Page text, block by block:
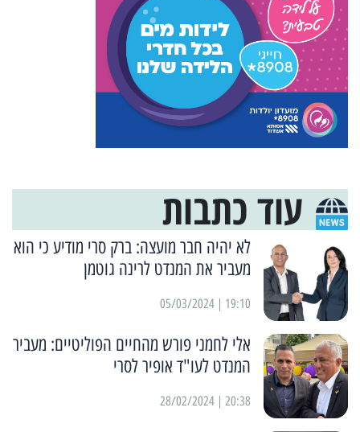
עוד כתבות
לא יהיה חבר מועצה: ברק סרי מודיע כי הוא
מעביר את המנדט לרינה גוטמן
19:10 | 05/03/2024
אלי לחמני פורש מהחיים הפוליטיים: מעביר
המנדט לעו"ד אופיר לסרי
20:38 | 28/02/2024